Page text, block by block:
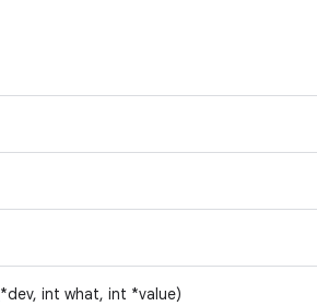
*dev, int what, int *value)